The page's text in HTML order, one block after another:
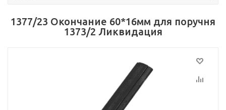
1377/23 Окончание 60*16мм для поручня
1373/2 Ликвидация